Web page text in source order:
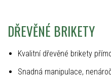
DŘEVĚNÉ BRIKETY
Kvalitní dřevěné brikety
Snadná manipulace,